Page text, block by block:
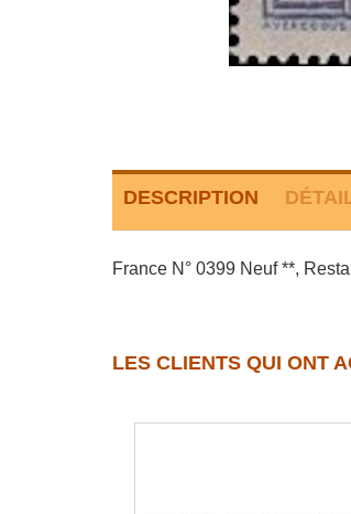
DESCRIPTION
France N° 0399 Neuf **,
LES CLIENTS QUI ONT